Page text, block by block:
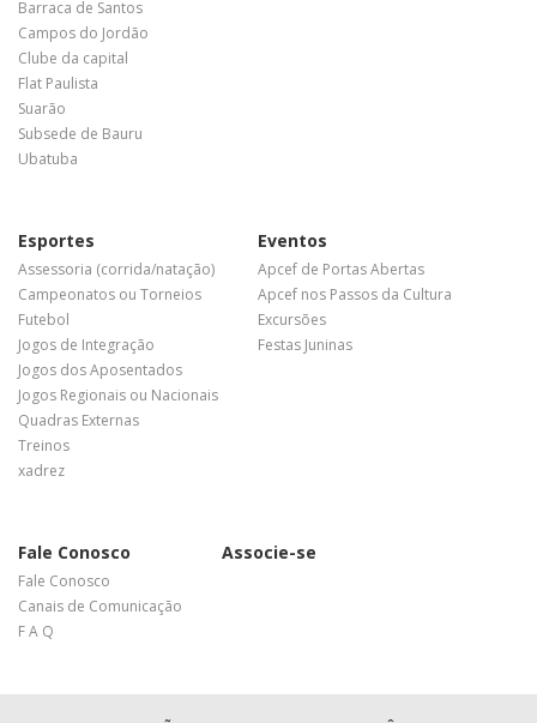
Barraca de Santos
Campos do Jordão
Clube da capital
Flat Paulista
Suarão
Subsede de Bauru
Ubatuba
Esportes
Assessoria (corrida/natação)
Campeonatos ou Torneios
Futebol
Jogos de Integração
Jogos dos Aposentados
Jogos Regionais ou Nacionais
Quadras Externas
Treinos
xadrez
Eventos
Apcef de Portas Abertas
Apcef nos Passos da Cultura
Excursões
Festas Juninas
Fale Conosco
Fale Conosco
Canais de Comunicação
F A Q
Associe-se